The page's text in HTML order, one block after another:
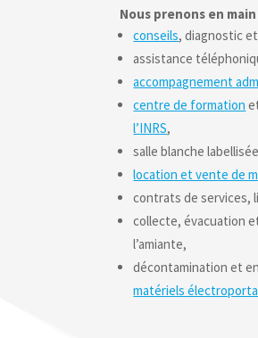
Nous prenons en
conseils, diagnostic
assistance
accompagnement
centre de formation
l’INRS,
salle blanche
location et vente de
contrats de services,
collecte, évacuation
l’amiante,
décontamination et
matériels